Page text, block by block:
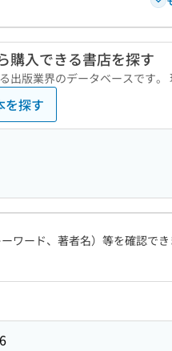
購入できる書店を探す
出版業界のデータベースです
を探す
ワード、著者名）等を確認でき